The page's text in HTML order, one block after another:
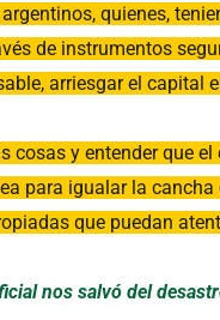
quienes,
de instrumentos
arriesgar el capital
cosas y entender que
para igualar la
que puedan
nos salvó del